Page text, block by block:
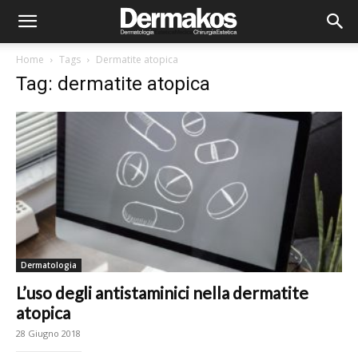
Home Tags Dermatite atopica
Tag: dermatite atopica
Dermatologia
L’uso degli antistaminici nella dermatite
atopica
28 Giugno 2018